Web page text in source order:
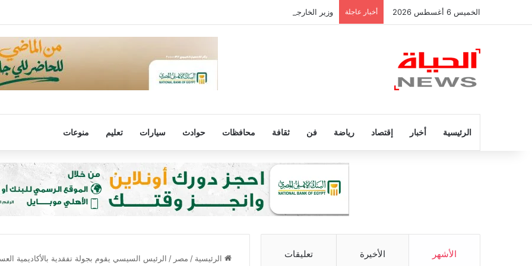
الخميس 6 أغسطس 2026 أخبار عاجلة وزير الخارجية يؤكد رفض مصر لتهجير الفلسطينيين أو المساس بالوضع فى القدس
الرئيسية أخبار إقتصاد رياضة فن ثقافة محافظات حوادث سيارات تعليم منوعات
الرئيسية / مصر / الرئيس السيسي يقوم بجولة تفقدية بالأكاديمية الأشهر الأخيرة تعليقات